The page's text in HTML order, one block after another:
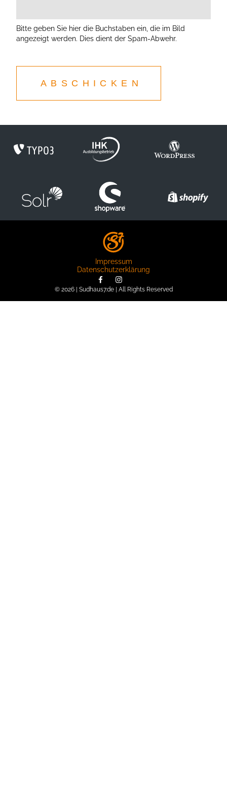
Bitte geben Sie hier die Buchstaben ein, die im Bild
angezeigt werden. Dies dient der Spam-Abwehr.
ABSCHICKEN
© 2026 | Sudhaus7.de | All Rights Reserved
Impressum
Datenschutzerklärung